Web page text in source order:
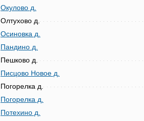
Окулово д.
Олтухово д.
Осиновка д.
Пандино д.
Пешково д.
Писцово Новое д.
Погорелка д.
Погорелка д.
Потехино д.